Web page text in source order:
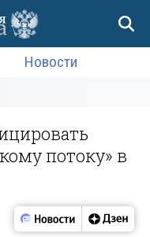
Новости
потоку» в